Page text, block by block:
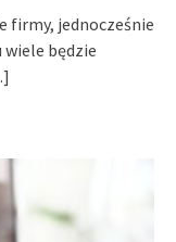
firmy, jednocześnie
będzie